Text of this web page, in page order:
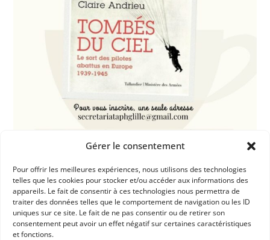
Gérer le consentement
Pour offrir les meilleures expériences, nous utilisons des technologies
telles que les cookies pour stocker et/ou accéder aux informations des
appareils. Le fait de consentir à ces technologies nous permettra de
traiter des données telles que le comportement de navigation ou les ID
uniques sur ce site. Le fait de ne pas consentir ou de retirer son
consentement peut avoir un effet négatif sur certaines caractéristiques
et fonctions.
Dans les catégories
RESSOURCES
HISTOIRE CONTEMPORAINE
CAFÉS VIRTUELS
RESSOURCES APHG POUR LES ADHÉRENTS